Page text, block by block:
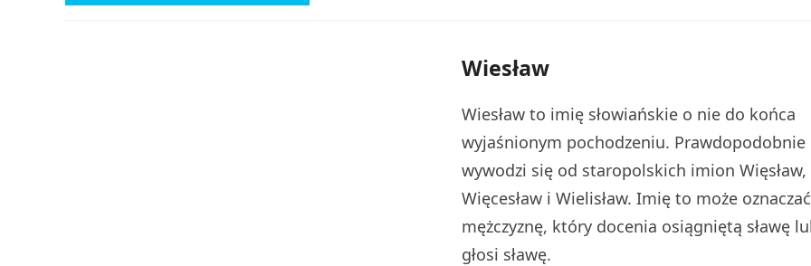
Wiesław
Wiesław to imię słowiańskie o nie do końca
wyjaśnionym pochodzeniu. Prawdopodobnie
wywodzi się od staropolskich imion Więsław,
Więcesław i Wielisław. Imię to może oznaczać
mężczyznę, który docenia osiągniętą sławę
głosi sławę.